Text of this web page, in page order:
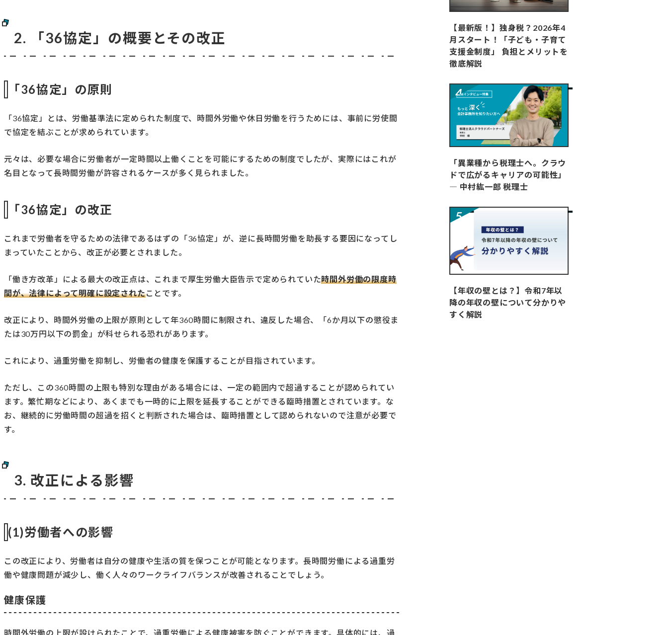
2. 「36協定」の概要とその改正
「36協定」の原則
「36協定」とは、労働基準法に定められた制度で、時間外労働や休日労働を行うためには、事前に労使間
で協定を結ぶことが求められています。
元々は、必要な場合に労働者が一定時間以上働くことを可能にするための制度でしたが、実際にはこれが
名目となって長時間労働が許容されるケースが多く見られました。
「36協定」の改正
これまで労働者を守るための法律であるはずの「36協定」が、逆に長時間労働を助長する要因になってし
まっていたことから、改正が必要とされました。
「働き方改革」による最大の改正点は、これまで厚生労働大臣告示で定められていた時間外労働の限度時
間が、法律によって明確に設定されたことです。
改正により、時間外労働の上限が原則として年360時間に制限され、違反した場合、「6か月以下の懲役ま
たは30万円以下の罰金」が科せられる恐れがあります。
これにより、過重労働を抑制し、労働者の健康を保護することが目指されています。
ただし、この360時間の上限も特別な理由がある場合には、一定の範囲内で超過することが認められてい
ます。繁忙期などにより、あくまでも一時的に上限を延長することができる臨時措置とされています。な
お、継続的に労働時間の超過を招くと判断された場合は、臨時措置として認められないので注意が必要で
す。
3. 改正による影響
(1)労働者への影響
この改正により、労働者は自分の健康や生活の質を保つことが可能となります。長時間労働による過重労
働や健康問題が減少し、働く人々のワークライフバランスが改善されることでしょう。
健康保護
時間外労働の上限が設けられたことで、過重労働による健康被害を防ぐことができます。具体的には、過
【最新版！】独身税？2026年4
月スタート！「子ども・子育て
支援金制度」 負担とメリットを
徹底解説
「異業種から税理士へ。クラウ
ドで広がるキャリアの可能性」
― 中村紘一郎 税理士
【年収の壁とは？】令和7年以
降の年収の壁について分かりや
すく解説